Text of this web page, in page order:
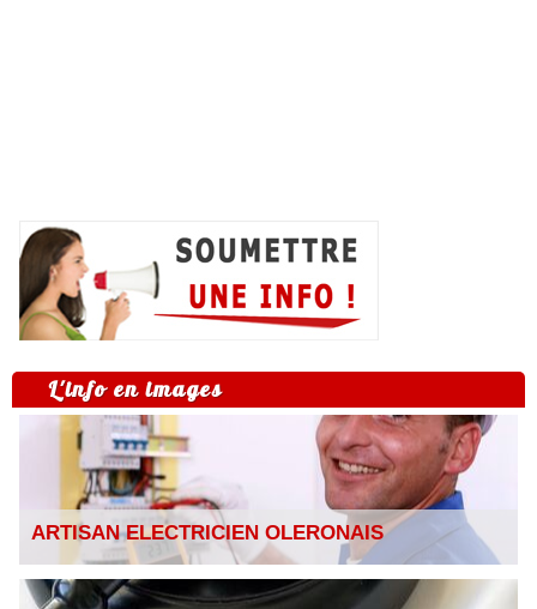
L'info en images
ARTISAN ELECTRICIEN OLERONAIS